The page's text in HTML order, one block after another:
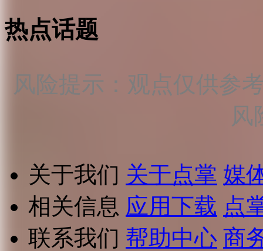
热点话题
风险提示：观点仅供参
风
关于我们 关于点掌 媒
相关信息 应用下载 点
联系我们 帮助中心 商